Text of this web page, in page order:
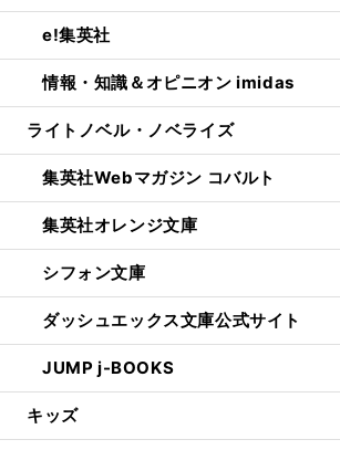
e!集英社
情報・知識＆オピニオン imidas
ライトノベル・ノベライズ
集英社Webマガジン コバルト
集英社オレンジ文庫
シフォン文庫
ダッシュエックス文庫公式サイト
JUMP j-BOOKS
キッズ